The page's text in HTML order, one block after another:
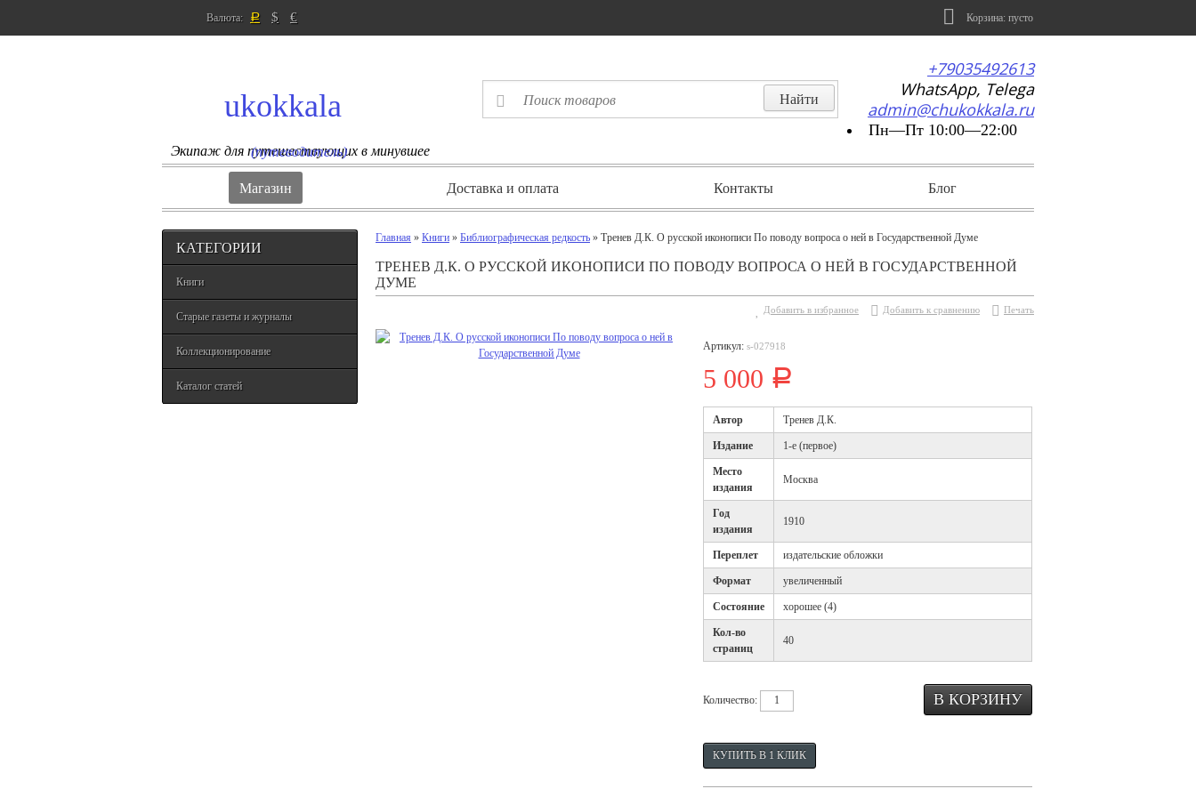
Валюта: Р $ € Корзина: пусто
ukokkala
Экипаж для путешествующих в минувшее
(путеводитель)
+79035492613
WhatsApp, Telega
admin@chukokkala.ru
Пн—Пт 10:00—22:00
Магазин Доставка и оплата Контакты Блог
КАТЕГОРИИ
Книги
Старые газеты и журналы
Коллекционирование
Каталог статей
Главная » Книги » Библиографическая редкость » Тренев Д.К. О русской иконописи По поводу вопроса о ней в Государственной Думе
ТРЕНЕВ Д.К. О РУССКОЙ ИКОНОПИСИ ПО ПОВОДУ ВОПРОСА О НЕЙ В ГОСУДАРСТВЕННОЙ
ДУМЕ
Добавить в избранное Добавить к сравнению Печать
Артикул: s-027918
5 000 Р
Автор Тренев Д.К.
Издание 1-е (первое)
Место
издания
Москва
Год
издания
1910
Переплет издательские обложки
Формат увеличенный
Состояние хорошее (4)
Кол-во
страниц
40
Количество: